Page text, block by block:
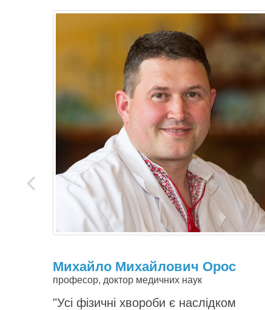
Михайло Михайлович Орос
професор, доктор медичних наук
"Усі фізичні хвороби є наслідком
prev